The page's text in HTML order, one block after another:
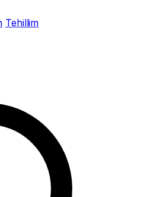
Tehillim